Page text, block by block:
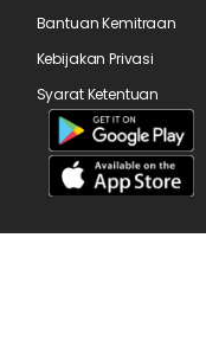
Bantuan Kemitraan
Kebijakan Privasi
Syarat Ketentuan